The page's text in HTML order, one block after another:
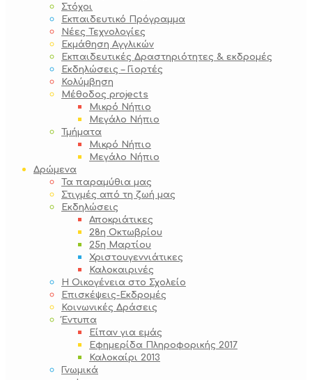
Στόχοι
Εκπαιδευτικό Πρόγραμμα
Νέες Τεχνολογίες
Εκμάθηση Αγγλικών
Εκπαιδευτικές Δραστηριότητες & εκδρομές
Εκδηλώσεις – Γιορτές
Κολύμβηση
Μέθοδος projects
Μικρό Νήπιο
Μεγάλο Νήπιο
Τμήματα
Μικρό Νήπιο
Μεγάλο Νήπιο
Δρώμενα
Τα παραμύθια μας
Στιγμές από τη ζωή μας
Εκδηλώσεις
Αποκριάτικες
28η Οκτωβρίου
25η Μαρτίου
Χριστουγεννιάτικες
Καλοκαιρινές
Η Οικογένεια στο Σχολείο
Επισκέψεις-Εκδρομές
Κοινωνικές Δράσεις
Έντυπα
Είπαν για εμάς
Εφημερίδα Πληροφορικής 2017
Καλοκαίρι 2013
Γνωμικά